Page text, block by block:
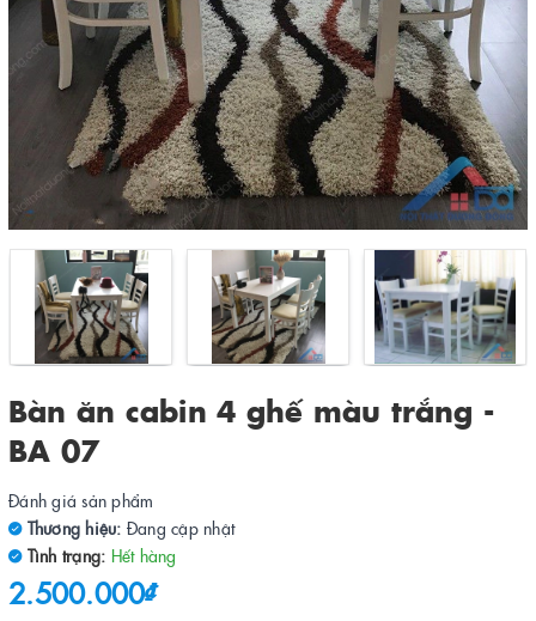
Bàn ăn cabin 4 ghế màu trắng -
BA 07
Đánh giá sản phẩm
Thương hiệu: Đang cập nhật
Tình trạng: Hết hàng
2.500.000₫